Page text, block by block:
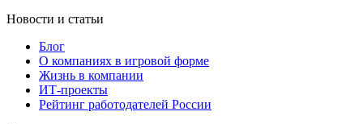
Новости и статьи
Блог
О компаниях в игровой форме
Жизнь в компании
ИТ-проекты
Рейтинг работодателей России